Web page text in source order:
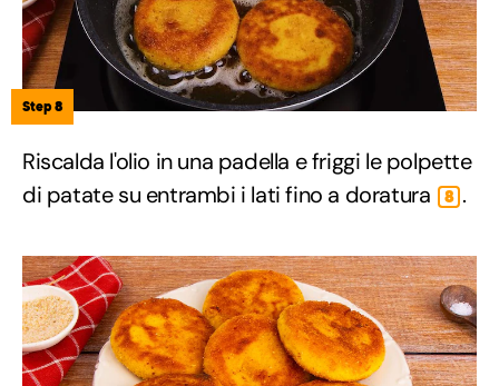
Step 8
Riscalda l'olio in una padella e friggi le polpette
di patate su entrambi i lati fino a doratura
8 .